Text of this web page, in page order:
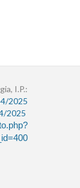
I.P.:
2025
2025